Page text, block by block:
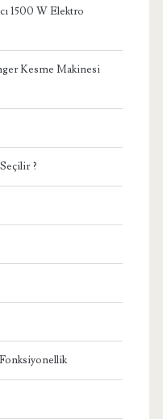
1500 W Elektro
Kesme Makinesi
?